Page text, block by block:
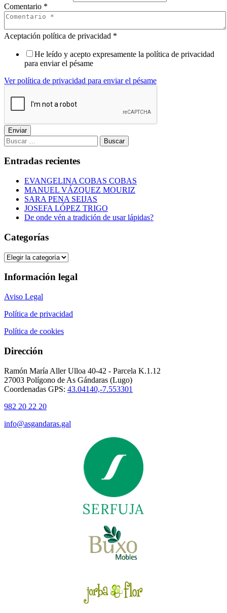
Comentario *
Aceptación política de privacidad *
He leído y acepto expresamente la política de privacidad
para enviar el pésame
Ver política de privacidad para enviar el pésame
Enviar
Buscar:
Entradas recientes
EVANGELINA COBAS COBAS
MANUEL VÁZQUEZ MOURIZ
SARA PENA SEIJAS
JOSEFA LÓPEZ TRIGO
De onde vén a tradición de usar lápidas?
Categorías
Categorías
Información legal
Aviso Legal
Política de privacidad
Política de cookies
Dirección
Ramón María Aller Ulloa 40-42 - Parcela K.1.12
27003 Polígono de As Gándaras (Lugo)
Coordenadas GPS: 43.04140,-7.553301
982 20 22 20
info@asgandaras.gal